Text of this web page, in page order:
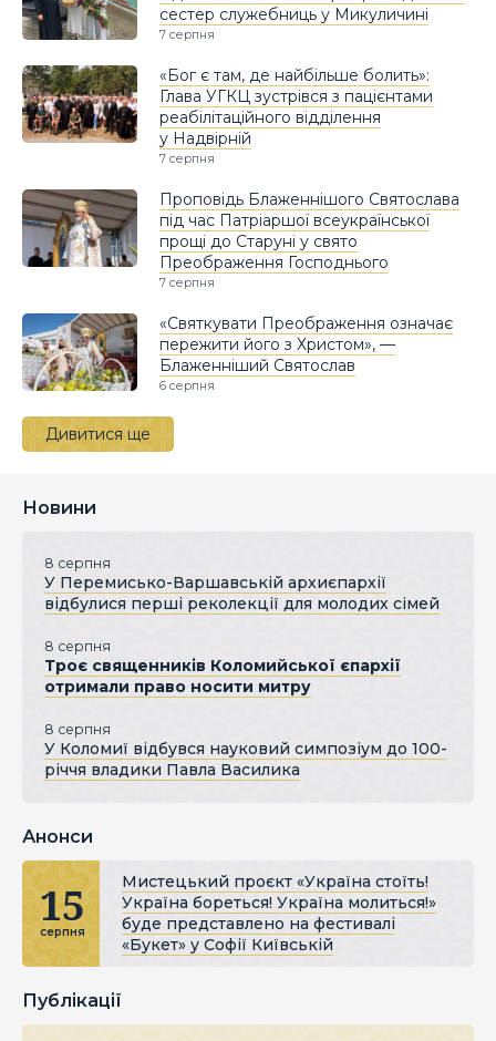
сестер служебниць у Микуличині
7 серпня
«Бог є там, де найбільше болить»:
Глава УГКЦ зустрівся з пацієнтами
реабілітаційного відділення
у Надвірній
7 серпня
Проповідь Блаженнішого Святослава
під час Патріаршої всеукраїнської
прощі до Старуні у свято
Преображення Господнього
7 серпня
«Святкувати Преображення означає
пережити його з Христом», —
Блаженніший Святослав
6 серпня
Дивитися ще
Новини
8 серпня
У Перемисько-Варшавській архиєпархії
відбулися перші реколекції для молодих сімей
8 серпня
Троє священників Коломийської єпархії
отримали право носити митру
8 серпня
У Коломиї відбувся науковий симпозіум до 100-
річчя владики Павла Василика
Анонси
15
серпня
Мистецький проєкт «Україна стоїть!
Україна бореться! Україна молиться!»
буде представлено на фестивалі
«Букет» у Софії Київській
Публікації